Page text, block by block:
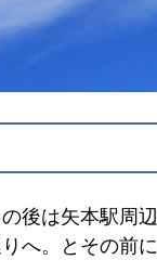
後は矢本駅周
へ。とその前